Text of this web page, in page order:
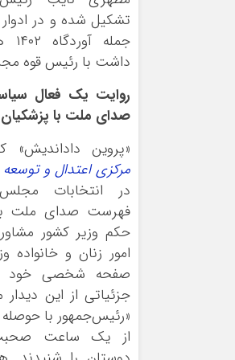
تشکیل شده و در ادوار
داشت با رئیس قوه
روایت یک فعال
صدای ملت با پزشکیان
«پروین
مرکزی اعتدال و توسعه
در انتخابات
فهرست صدای ملت
حکم وزیر کشور
امور زنان و خانواده
صفحه شخصی خود
جزئیاتی از این
«رئیس‌جمهور با